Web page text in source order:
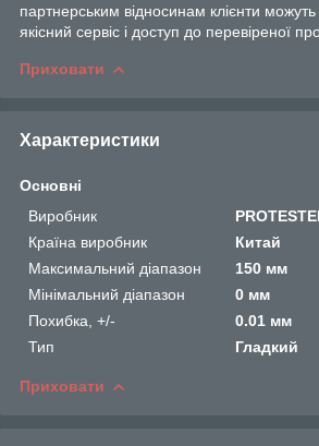
партнерським відносинам клієнти
якісний сервіс і доступ до перевіреної
Приховати
Характеристики
Основні
Виробник
Країна виробник
Китай
Максимальний діапазон
150 мм
Мінімальний діапазон
0 мм
Похибка, +/-
0.01 мм
Тип
Гладкий
Приховати